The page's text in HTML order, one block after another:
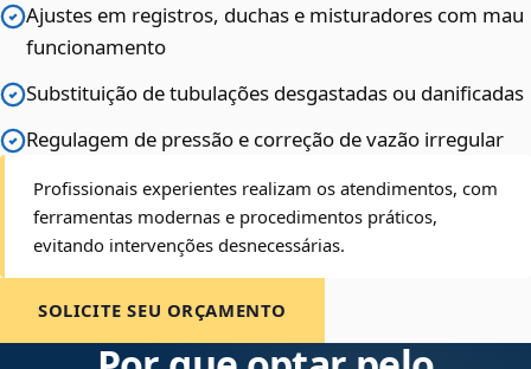
Ajustes em registros, duchas e misturadores com mau
funcionamento
Substituição de tubulações desgastadas ou danificadas
Regulagem de pressão e correção de vazão irregular
Profissionais experientes realizam os atendimentos, com
ferramentas modernas e procedimentos práticos,
evitando intervenções desnecessárias.
SOLICITE SEU ORÇAMENTO